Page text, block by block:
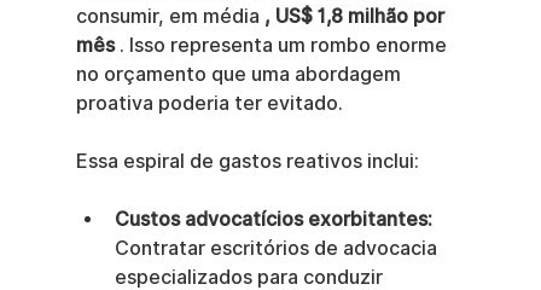
consumir, em média , US$ 1,8 milhão por
mês . Isso representa um rombo enorme
no orçamento que uma abordagem
proativa poderia ter evitado.
Essa espiral de gastos reativos inclui:
Custos advocatícios exorbitantes:
Contratar escritórios de advocacia
especializados para conduzir